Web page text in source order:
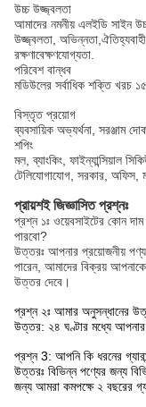
উচ্চ উজ্জ্বলতা
আমাদের নমনীয় এলইডি সাইন
উজ্জ্বলতা,
রক্ষণাবেক্ষণযোগ্যতা.
পরিবেশ বান্ধব
মডিউলের সর্বাধিক শক্তি খরচ
বিস্তৃত প্রয়োগ
ব্যবসায়িক অভ্যর্থনা, সরঞ্জাম
শপিং
মল, ব্যাংকিং, ফাইন্যান্সিয়াল
টেলিযোগাযোগ, সরকার, অফিস,
প্রায়শই জিজ্ঞাসিত প্রশ্নঃ
প্রশ্ন ১ঃ ওয়েবসাইটের কোন
পারবো?
উত্তরঃ আপনার প্রয়োজনীয় পণ্য
পারেন, আমাদের বিক্রয়
উত্তর দেবে।
প্রশ্ন ২ঃ আমার অনুসন্ধানের
উত্তর: ২৪ ঘণ্টার মধ্যে
প্রশ্ন 3: আপনি কি ধরনের
উত্তরঃ বিভিন্ন পণ্যের জন্য
জন্য আমরা কমপক্ষে ২ বছরের